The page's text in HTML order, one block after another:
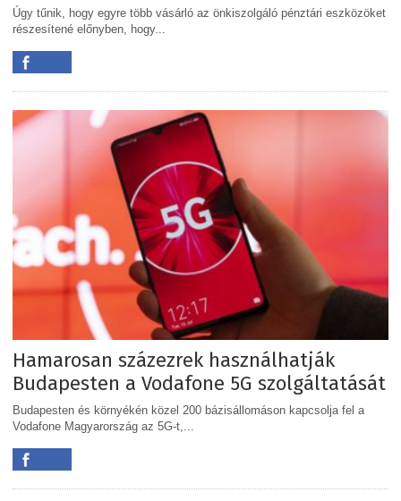
Úgy tűnik, hogy egyre több vásárló az önkiszolgáló pénztári eszközöket
részesítené előnyben, hogy...
Hamarosan százezrek használhatják
Budapesten a Vodafone 5G szolgáltatását
Budapesten és környékén közel 200 bázisállomáson kapcsolja fel a
Vodafone Magyarország az 5G-t,...